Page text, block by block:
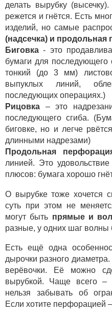
делать вырубку
режется и гнётся. Есть
изделий, но самые
(надсечка) и продольная
Биговка - это
бумаги для последующего
тонкий (до 3 мм)
выпуклых линий,
последующих операциях.)
Рицовка – это
последующего сгиба.
биговке, но и легче
длинными надрезами)
Продольная
линией. Это
плюсов: бумага хорошо
О вырубке тоже хочется
суть при этом не
могут быть прямые и
разные, у одних шаг
Есть ещё одна
дырочки разного
верёвочки. Её можно
вырубкой. Чаще всего –
нельзя забывать об
Если хотите перфорацией